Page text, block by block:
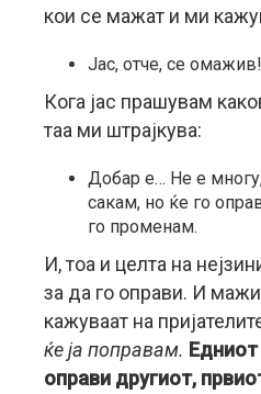
кои се мажат и ми
Јас, отче, се омажив!
Кога јас прашувам
таа ми штрајкува:
Добар е… Не е
сакам, но ќе го
го променам.
И, тоа и целта на
за да го оправи. И
кажуваат на
ќе ја поправам.
оправи другиот,